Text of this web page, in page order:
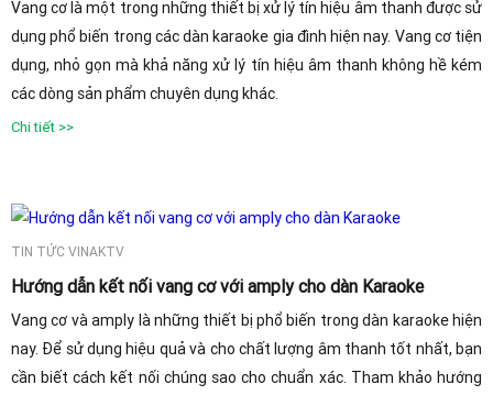
Vang cơ là một trong những thiết bị xử lý tín hiệu âm thanh được sử
dụng phổ biến trong các dàn karaoke gia đình hiện nay. Vang cơ tiện
dụng, nhỏ gọn mà khả năng xử lý tín hiệu âm thanh không hề kém
các dòng sản phẩm chuyên dụng khác.
Chi tiết >>
TIN TỨC VINAKTV
Hướng dẫn kết nối vang cơ với amply cho dàn Karaoke
Vang cơ và amply là những thiết bị phổ biến trong dàn karaoke hiện
nay. Để sử dụng hiệu quả và cho chất lượng âm thanh tốt nhất, bạn
cần biết cách kết nối chúng sao cho chuẩn xác. Tham khảo hướng